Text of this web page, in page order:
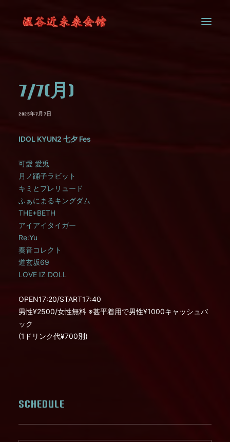
CONTACT7/7(月)
2025年7月7日
IDOL KYUN2 七夕 Fes
可愛 愛兎
月ノ踊子ラビット
キミとプレリュード
ふぁにまるキングダム
THE+BETH
アイアイタイガー
Re:Yu
奏音コレクト
道玄坂69
LOVE IZ DOLL
OPEN17:20/START17:40
男性¥2500/女性無料 ※甚平着用で男性¥1000キャッシュバ
ック
(1ドリンク代¥700別)
SCHEDULE